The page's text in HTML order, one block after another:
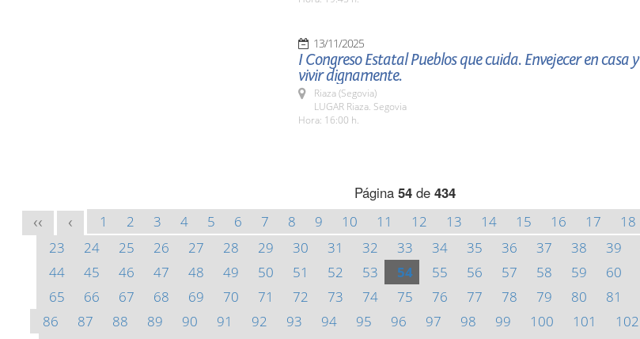
13/11/2025
I Congreso Estatal Pueblos que cuida. Envejecer en casa y
vivir dignamente.
Riaza (Segovia)
LUGAR Riaza. Segovia
Hora: 16:00 h.
Página 54 de 434
<< < 1 2 3 4 5 6 7 8 9 10 11 12 13 14 15 16 17 18
23
24 25 26 27 28 29 30 31 32 33 34 35 36 37 38 39
44
45 46 47 48 49 50 51 52 53 54 55 56 57 58 59 60
65
66 67 68 69 70 71 72 73 74 75 76 77 78 79 80 81
86
87 88 89 90 91 92 93 94 95 96 97 98 99 100 101 102